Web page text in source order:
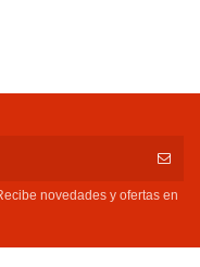
novedades y ofertas en